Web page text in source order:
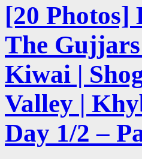
[20 Photos]
The
Kiwai |
Valley |
Day 1/2 –